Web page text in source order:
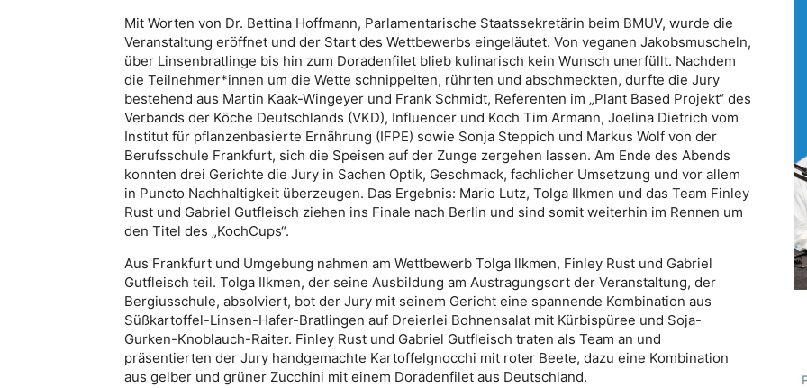
Mit Worten von Dr. Bettina Hoffmann, Parlamentarische Staatssekretärin beim BMUV, wurde die
Veranstaltung eröffnet und der Start des Wettbewerbs eingeläutet. Von veganen Jakobsmuscheln,
über Linsenbratlinge bis hin zum Doradenfilet blieb kulinarisch kein Wunsch unerfüllt. Nachdem
die Teilnehmer*innen um die Wette schnippelten, rührten und abschmeckten, durfte die Jury
bestehend aus Martin Kaak-Wingeyer und Frank Schmidt, Referenten im „Plant Based Projekt“ des
Verbands der Köche Deutschlands (VKD), Influencer und Koch Tim Armann, Joelina Dietrich vom
Institut für pflanzenbasierte Ernährung (IFPE) sowie Sonja Steppich und Markus Wolf von der
Berufsschule Frankfurt, sich die Speisen auf der Zunge zergehen lassen. Am Ende des Abends
konnten drei Gerichte die Jury in Sachen Optik, Geschmack, fachlicher Umsetzung und vor allem
in Puncto Nachhaltigkeit überzeugen. Das Ergebnis: Mario Lutz, Tolga Ilkmen und das Team Finley
Rust und Gabriel Gutfleisch ziehen ins Finale nach Berlin und sind somit weiterhin im Rennen um
den Titel des „KochCups“.
Aus Frankfurt und Umgebung nahmen am Wettbewerb Tolga Ilkmen, Finley Rust und Gabriel
Gutfleisch teil. Tolga Ilkmen, der seine Ausbildung am Austragungsort der Veranstaltung, der
Bergiusschule, absolviert, bot der Jury mit seinem Gericht eine spannende Kombination aus
Süßkartoffel-Linsen-Hafer-Bratlingen auf Dreierlei Bohnensalat mit Kürbispüree und Soja-
Gurken-Knoblauch-Raiter. Finley Rust und Gabriel Gutfleisch traten als Team an und
präsentierten der Jury handgemachte Kartoffelgnocchi mit roter Beete, dazu eine Kombination
aus gelber und grüner Zucchini mit einem Doradenfilet aus Deutschland.